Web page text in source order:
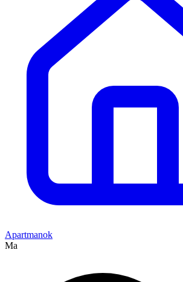
Apartmanok
Ma